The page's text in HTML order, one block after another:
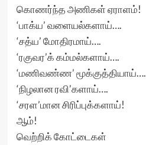
கொணர்ந்த அணிகள் ஏராளம்!
‘பாக்ய’ வளையல்களாய்….
‘சத்ய’ மோதிரமாய்….
‘ரகுவர’க் கம்மல்களாய்….
‘மணிவண்ண’ மூக்குத்தியாய்….
‘நிழலான ரவி’களாய்….
‘சரள’மான சிரிப்புக்களாய்!
ஆம்!
வெற்றிக் கோட்டைகள்